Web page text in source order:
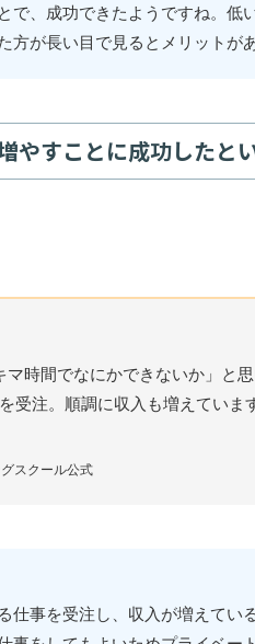
で、成功できたようですね。低
方が長い目で見るとメリットが
やすことに成功したと
時間でなにかできないか」と
受注。順調に収入も増えてい
スクール公式
仕事を受注し、収入が増えてい